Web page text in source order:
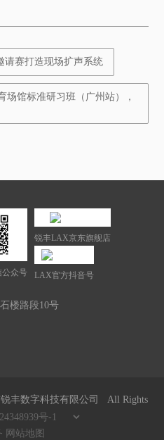
请赛打造现场扩声系统
场馆标准研习班（广州站），
众号
锐丰LAX京东旗舰店
LAX官方抖音号
楼路段10号
锐丰数字科技有限公司 All Rights
号-1
网站地图